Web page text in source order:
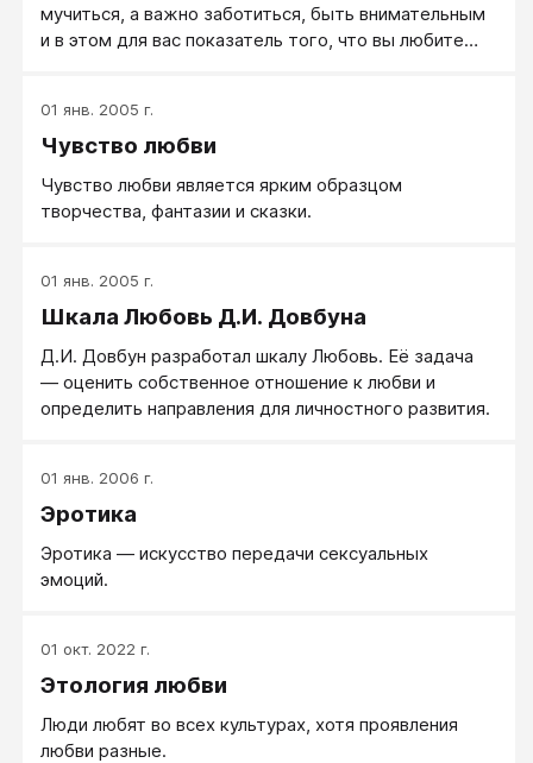
мучиться, а важно заботиться, быть внимательным
и в этом для вас показатель того, что вы любите
случае, если вы с любимым в силу любых причин
расстаетесь.
01 янв. 2005 г.
Чувство любви
Чувство любви является ярким образцом
творчества, фантазии и сказки.
01 янв. 2005 г.
Шкала Любовь Д.И. Довбуна
Д.И. Довбун разработал шкалу Любовь. Её задача
― оценить собственное отношение к любви и
определить направления для личностного развития.
01 янв. 2006 г.
Эротика
Эротика — искусство передачи сексуальных
эмоций.
01 окт. 2022 г.
Этология любви
Люди любят во всех культурах, хотя проявления
любви разные.